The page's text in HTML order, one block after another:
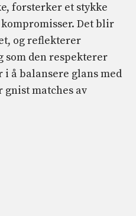
forsterker et stykke
Det blir
og reflekterer
den respekterer
å balansere glans med
gnist matches av